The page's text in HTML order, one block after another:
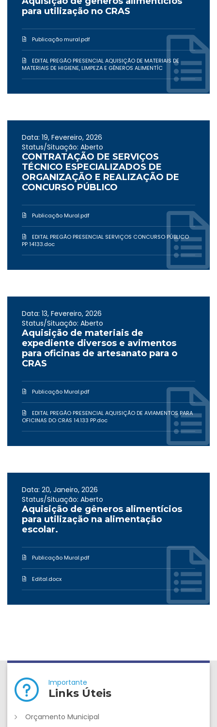
para utilização no CRAS
Publicação mural.pdf
EDITAL PREGÃO PRESENCIAL AQUISIÇÃO DE MATERIAIS DE
MATERIAIS DE HIGIENE, LIMPEZA E GÊNEROS ALIMENTÍC
Data: 19, Fevereiro, 2026
Status/Situação: Aberto
CONTRATAÇÃO DE SERVIÇOS
TÉCNICO ESPECIALIZADOS DE
ORGANIZAÇÃO E REALIZAÇÃO DE
CONCURSO PÚBLICO
Publicação Mural.pdf
EDITAL PREGÃO PRESENCIAL SERVIÇOS CONCURSO PÚBLICO
PP 14133.doc
Data: 13, Fevereiro, 2026
Status/Situação: Aberto
Aquisição de materiais de
expediente diversos e avimentos
para oficinas de artesanato para o
CRAS
Publicação Mural.pdf
EDITAL PREGÃO PRESENCIAL AQUISIÇÃO DE AVIAMENTOS PARA
OFICINAS DO CRAS 14.133 PP.doc
Data: 20, Janeiro, 2026
Status/Situação: Aberto
Aquisição de gêneros alimentícios
para utilização na alimentação
escolar.
Publicação Mural.pdf
Edital.docx
Importante
Links Úteis
Orçamento Municipal